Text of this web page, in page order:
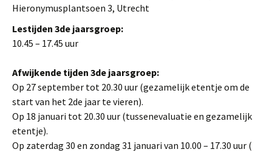
Hieronymusplantsoen 3, Utrecht
Lestijden 3de jaarsgroep:
10.45 – 17.45 uur
Afwijkende tijden 3de jaarsgroep:
Op 27 september tot 20.30 uur (gezamelijk etentje om de
start van het 2de jaar te vieren).
Op 18 januari tot 20.30 uur (tussenevaluatie en gezamelijk
etentje).
Op zaterdag 30 en zondag 31 januari van 10.00 – 17.30 uur (